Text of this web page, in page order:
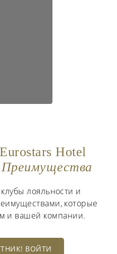
Hotel
Преимущества
лояльности и
которые
и вашей компании.
ВОЙТИ